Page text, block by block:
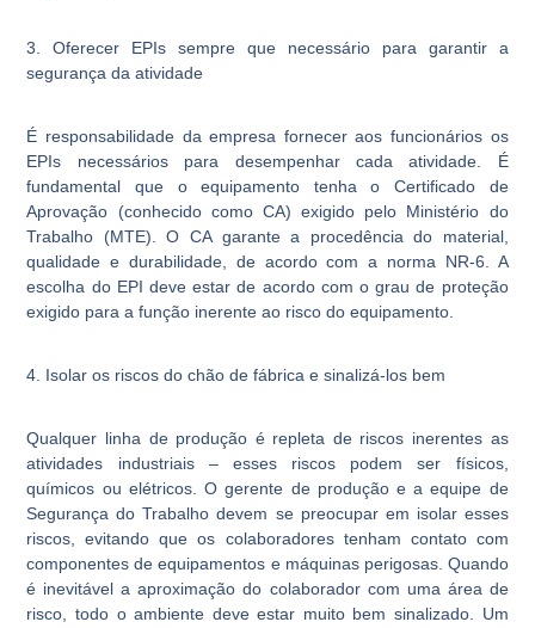
3. Oferecer EPIs sempre que necessário para garantir a
segurança da atividade
É responsabilidade da empresa fornecer aos funcionários os
EPIs necessários para desempenhar cada atividade. É
fundamental que o equipamento tenha o Certificado de
Aprovação (conhecido como CA) exigido pelo Ministério do
Trabalho (MTE). O CA garante a procedência do material,
qualidade e durabilidade, de acordo com a norma NR-6. A
escolha do EPI deve estar de acordo com o grau de proteção
exigido para a função inerente ao risco do equipamento.
4. Isolar os riscos do chão de fábrica e sinalizá-los bem
Qualquer linha de produção é repleta de riscos inerentes as
atividades industriais – esses riscos podem ser físicos,
químicos ou elétricos. O gerente de produção e a equipe de
Segurança do Trabalho devem se preocupar em isolar esses
riscos, evitando que os colaboradores tenham contato com
componentes de equipamentos e máquinas perigosas. Quando
é inevitável a aproximação do colaborador com uma área de
risco, todo o ambiente deve estar muito bem sinalizado. Um